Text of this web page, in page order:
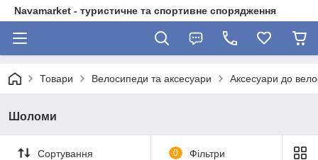
Navamarket - туристичне та спортивне спорядження
Товари Велосипеди та аксесуари Аксесуари до
Шоломи
Сортування 0 Фільтри